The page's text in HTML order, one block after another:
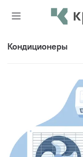
кондиционеры